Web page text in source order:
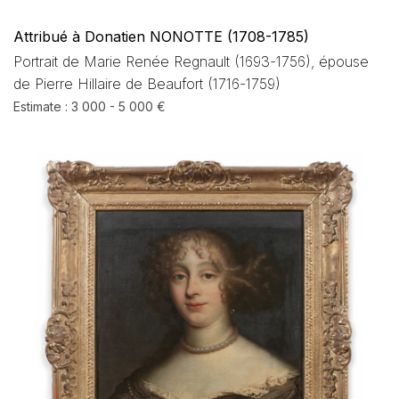
Attribué à Donatien NONOTTE (1708-1785)
Portrait de Marie Renée Regnault (1693-1756), épouse
de Pierre Hillaire de Beaufort (1716-1759)
Estimate : 3 000 - 5 000 €